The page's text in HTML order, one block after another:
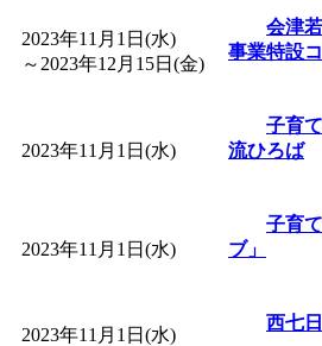
2026/07/10
子育て
間：2026/
「子育て交
間：2026/
2023年11月1日(水)
～ 2023年12月15日(金)
会津
事業特設
2023年11月1日(水)
子育
流ひろば
2023年11月1日(水)
子育
ブ」
2023年11月1日(水)
西七